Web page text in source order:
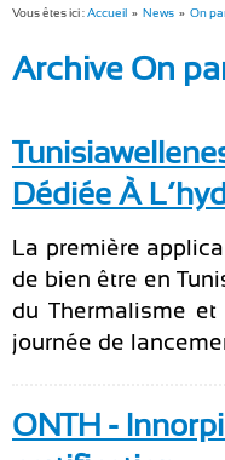
Vous êtes ici :Accueil » News » On
Archive On
Dédiée À
La première
de bien être en
du Thermalisme et
journée de
ONTH -